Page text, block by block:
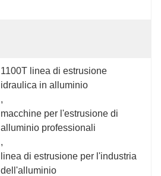
1100T linea di estrusione
idraulica in alluminio
,
macchine per l'estrusione di
alluminio professionali
,
linea di estrusione per l'industria
dell'alluminio